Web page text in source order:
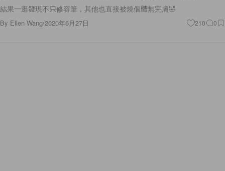
結果一逛發現不只修容筆，其他也直接被燒個體無完膚🤣
By Ellen Wang/2020年6月27日 210 0